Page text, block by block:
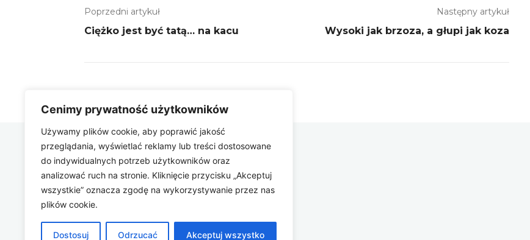
Cenimy prywatność użytkowników
Używamy plików cookie, aby poprawić jakość
przeglądania, wyświetlać reklamy lub treści dostosowane
do indywidualnych potrzeb użytkowników oraz
analizować ruch na stronie. Kliknięcie przycisku „Akceptuj
wszystkie” oznacza zgodę na wykorzystywanie przez nas
plików cookie.
Dostosuj Odrzucać Akceptuj wszystko
Poprzedni artykuł
Ciężko jest być tatą… na kacu
Następny artykuł
Wysoki jak brzoza, a głupi jak koza
Zbygniew
COM